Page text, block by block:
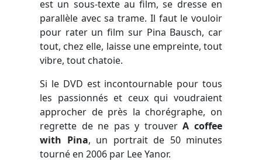
est un sous-texte au film, se dresse en
parallèle avec sa trame. Il faut le vouloir
pour rater un film sur Pina Bausch, car
tout, chez elle, laisse une empreinte, tout
vibre, tout chatoie.
Si le DVD est incontournable pour tous
les passionnés et ceux qui voudraient
approcher de près la chorégraphe, on
regrette de ne pas y trouverA coffee
with Pina, un portrait de 50 minutes
tourné en 2006 par Lee Yanor.